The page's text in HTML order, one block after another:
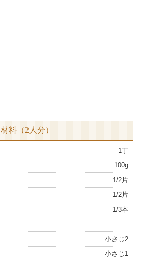
材料（2人分）
1丁
100g
1/2片
1/2片
1/3本
小さじ2
小さじ1